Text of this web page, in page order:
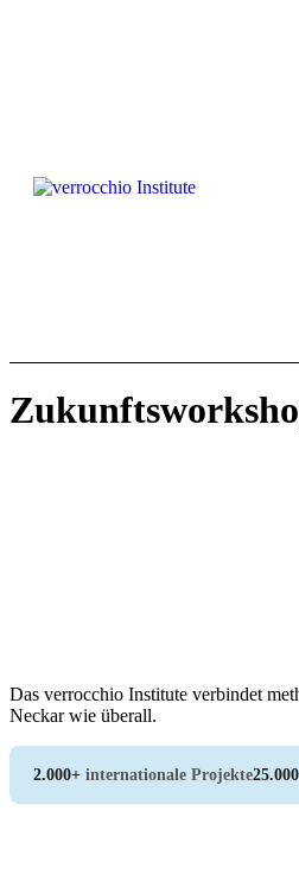
Das verrocchio Institute verbindet
Neckar wie überall.
2.000+ internationale Projekte